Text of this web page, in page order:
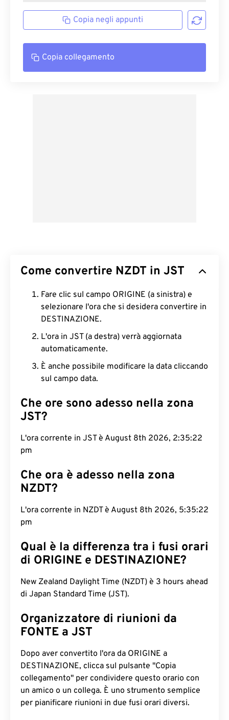
Copia negli appunti
Copia collegamento
Come convertire NZDT in JST
Fare clic sul campo ORIGINE (a sinistra) e
selezionare l'ora che si desidera convertire in
DESTINAZIONE.
L'ora in JST (a destra) verrà aggiornata
automaticamente.
È anche possibile modificare la data cliccando
sul campo data.
Che ore sono adesso nella zona
JST?
L'ora corrente in JST è August 8th 2026, 2:35:23
pm
Che ora è adesso nella zona
NZDT?
L'ora corrente in NZDT è August 8th 2026, 5:35:23
pm
Qual è la differenza tra i fusi orari
di ORIGINE e DESTINAZIONE?
New Zealand Daylight Time (NZDT) è 3 hours ahead
di Japan Standard Time (JST).
Organizzatore di riunioni da
FONTE a JST
Dopo aver convertito l'ora da ORIGINE a
DESTINAZIONE, clicca sul pulsante "Copia
collegamento" per condividere questo orario con
un amico o un collega. È uno strumento semplice
per pianificare riunioni in due fusi orari diversi.